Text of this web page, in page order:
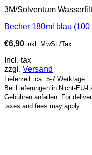
3M/Solventum
Becher 180ml blau
€6,90 inkl. MwSt./Tax
Incl. tax
zzgl. Versand
Lieferzeit: ca. 5-7 Werktage
Bei Lieferungen in Nicht-EU-
Gebühren anfallen. For
taxes and fees may apply.